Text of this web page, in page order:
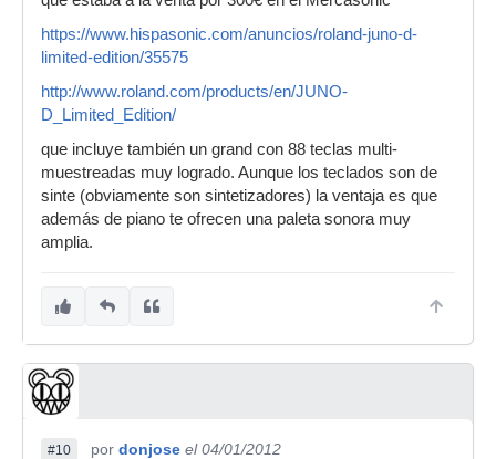
https://www.hispasonic.com/anuncios/roland-juno-d-
limited-edition/35575
http://www.roland.com/products/en/JUNO-
D_Limited_Edition/
que incluye también un grand con 88 teclas multi-
muestreadas muy logrado. Aunque los teclados son de
sinte (obviamente son sintetizadores) la ventaja es que
además de piano te ofrecen una paleta sonora muy
amplia.
#10 por donjose el 04/01/2012